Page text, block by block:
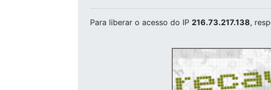
Para liberar o acesso do IP 216.73.217.138,